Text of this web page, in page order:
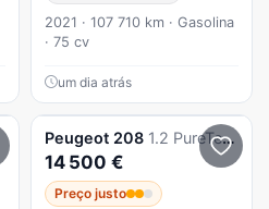
2021 · 107 710 km · Gasolina
· 75 cv
um dia atrás
Peugeot 208 1.2 PureTech Active Pack
14 500 €
Preço justo